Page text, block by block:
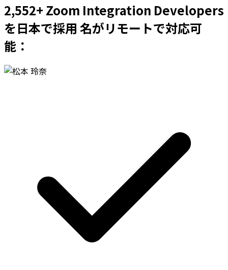
2,552+ Zoom Integration Developers
を日本で採用 名がリモートで対応可
能：